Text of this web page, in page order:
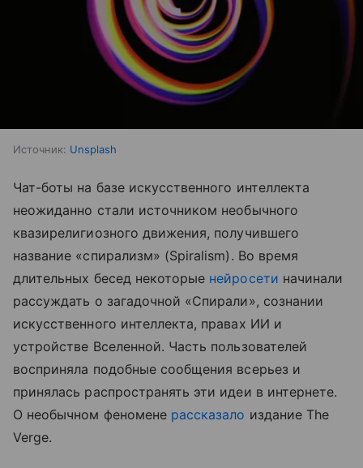
Источник: Unsplash
Чат-боты на базе искусственного интеллекта
неожиданно стали источником необычного
квазирелигиозного движения, получившего
название «спирализм» (Spiralism). Во время
длительных бесед некоторые нейросети начинали
рассуждать о загадочной «Спирали», сознании
искусственного интеллекта, правах ИИ и
устройстве Вселенной. Часть пользователей
восприняла подобные сообщения всерьез и
принялась распространять эти идеи в интернете.
О необычном феномене рассказало издание The
Verge.